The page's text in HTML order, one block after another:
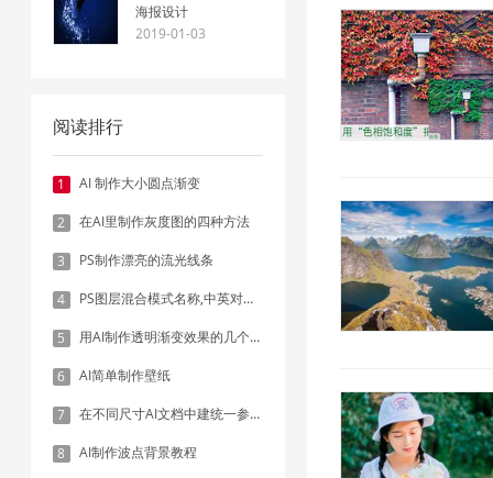
海报设计
2019-01-03
阅读排行
1 AI 制作大小圆点渐变
2 在AI里制作灰度图的四种方法
3 PS制作漂亮的流光线条
4 PS图层混合模式名称,中英对照表
5 用AI制作透明渐变效果的几个方法
6 AI简单制作壁纸
7 在不同尺寸AI文档中建统一参考线 - 方法1：对齐和分布
8 AI制作波点背景教程